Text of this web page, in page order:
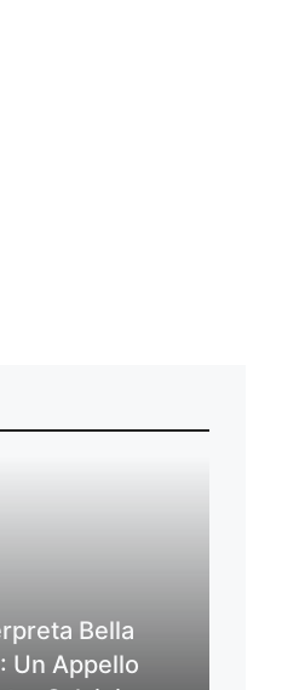
Bella
Un Appello